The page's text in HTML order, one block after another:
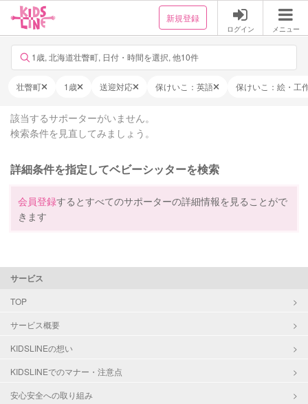
新規登録
ログイン メニュー
1歳, 北海道壮瞥町, 日付・時間を選択, 他10件
壮瞥町 1歳 送迎対応 保けいこ：英語 保けいこ：絵・工
該当するサポーターがいません。
検索条件を見直してみましょう。
詳細条件を指定してベビーシッターを検索
会員登録するとすべてのサポーターの詳細情報を見ることがで
きます
サービス
TOP
サービス概要
KIDSLINEの想い
KIDSLINEでのマナー・注意点
安心安全への取り組み